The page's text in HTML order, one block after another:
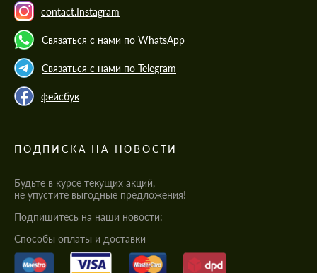
contact.Instagram
Связаться с нами по WhatsApp
Связаться с нами по Telegram
фейсбук
ПОДПИСКА НА НОВОСТИ
Будьте в курсе текущих акций,
не упустите выгодные предложения!
Подпишитесь на наши новости:
Cпособы оплаты и доставки